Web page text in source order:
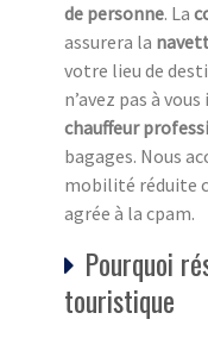
de personne. La
assurera la
votre lieu de
n’avez pas à
chauffeur
bagages. Nous
mobilité réduite
agrée à la cpam.
Pourquoi
touristique